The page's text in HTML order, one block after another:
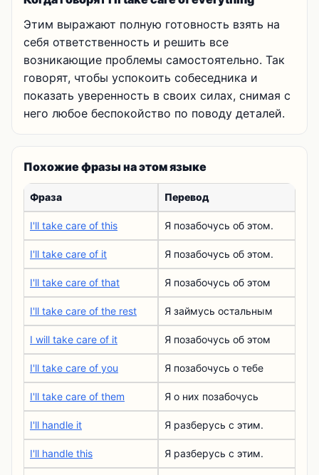
Этим выражают полную готовность взять на
себя ответственность и решить все
возникающие проблемы самостоятельно. Так
говорят, чтобы успокоить собеседника и
показать уверенность в своих силах, снимая с
него любое беспокойство по поводу деталей.
Похожие фразы на этом языке
Фраза Перевод
I'll take care of this Я позабочусь об этом.
I'll take care of it Я позабочусь об этом.
I'll take care of that Я позабочусь об этом
I'll take care of the rest Я займусь остальным
I will take care of it Я позабочусь об этом
I'll take care of you Я позабочусь о тебе
I'll take care of them Я о них позабочусь
I'll handle it Я разберусь с этим.
I'll handle this Я разберусь с этим.